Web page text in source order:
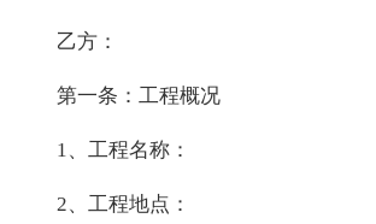
乙方：
第一条：工程概况
1、工程名称：
2、工程地点：